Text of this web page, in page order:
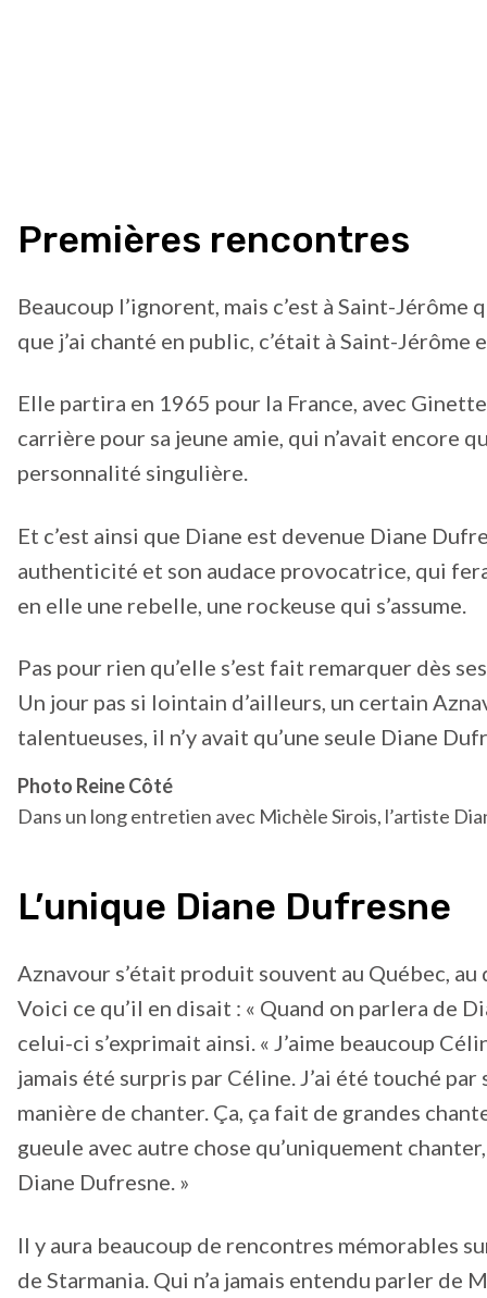
Premières rencontres
Beaucoup l’ignorent, mais c’est à Saint-
que j’ai chanté en public, c’était à Saint-Jérôme
Elle partira en 1965 pour la France, avec
carrière pour sa jeune amie, qui n’avait encore
personnalité singulière.
Et c’est ainsi que Diane est devenue Diane
authenticité et son audace provocatrice, qui
en elle une rebelle, une rockeuse qui s’assume.
Pas pour rien qu’elle s’est fait remarquer dès
Un jour pas si lointain d’ailleurs, un certain
talentueuses, il n’y avait qu’une seule Diane
Photo Reine Côté
Dans un long entretien avec Michèle Sirois, l’artiste
L’unique Diane Dufresne
Aznavour s’était produit souvent au Québec,
Voici ce qu’il en disait : « Quand on parlera de
celui-ci s’exprimait ainsi. « J’aime beaucoup
jamais été surpris par Céline. J’ai été touché
manière de chanter. Ça, ça fait de grandes
gueule avec autre chose qu’uniquement chanter,
Diane Dufresne. »
Il y aura beaucoup de rencontres mémorables
de Starmania. Qui n’a jamais entendu parler de